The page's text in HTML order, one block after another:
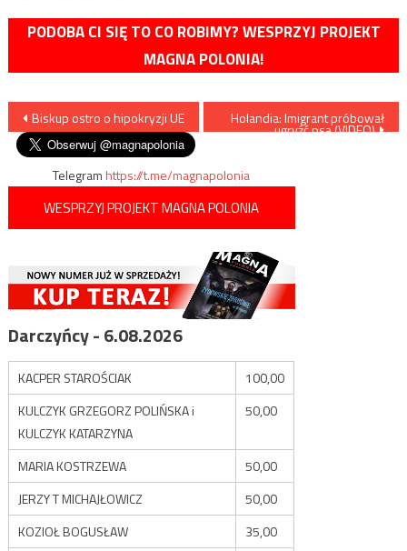
PODOBA CI SIĘ TO CO ROBIMY? WESPRZYJ PROJEKT
MAGNA POLONIA!
Nawigacja
wpisu
Biskup ostro o hipokryzji UE Holandia: Imigrant próbował
ugryźć psa (VIDEO)
Telegramhttps://t.me/magnapolonia
WESPRZYJ PROJEKT MAGNA POLONIA
Darczyńcy - 6.08.2026
KACPER STAROŚCIAK
100,00
KULCZYK GRZEGORZ POLIŃSKA i
KULCZYK KATARZYNA
50,00
MARIA KOSTRZEWA
50,00
JERZY T MICHAJŁOWICZ
50,00
KOZIOŁ BOGUSŁAW
35,00